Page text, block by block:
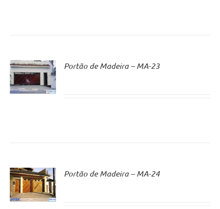
Portão de Madeira – MA-23
Portão de Madeira – MA-24